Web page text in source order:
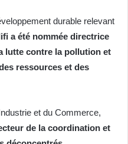
durable relevant
a été nommée directrice
lutte contre la pollution et
ressources et des
et du Commerce,
de la coordination et